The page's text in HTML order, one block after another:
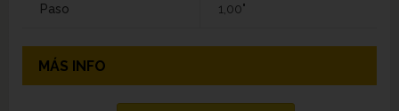
Paso 1,00"
MÁS INFO